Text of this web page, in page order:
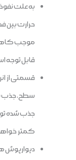
به علت
حرارت بین
قابل توجه
قسمتی از
سطح، جذب
جذب شده
کمتر
دیوارپوش